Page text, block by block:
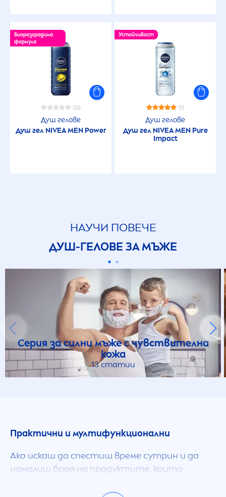
Биоразградима
формула
(0)
Душ гелове
Душ гел NIVEA MENPower
Устойчивост
(1)
Душ гелове
Душ гел NIVEA MEN Pure
Impact
НАУЧИ ПОВЕЧЕ
ДУШ-ГЕЛОВЕ ЗА МЪЖЕ
Серия за силни мъже с чувствителна
кожа
13 статии
Практични и мултифункционални
Ако искаш да спестиш време сутрин и да
намалиш броя на продуктите, които